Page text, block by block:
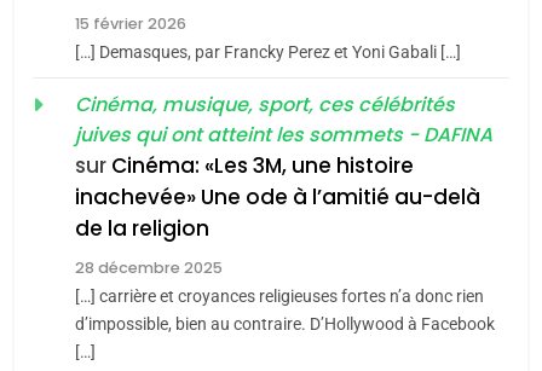
«Tu dis génocide, je dis
guerre»: La nouvelle
chanson de Boy George
ISRAÉL JUDAISME
15 février 2026
[…] Demasques, par Francky Perez et Yoni Gabali […]
Cinéma, musique, sport, ces célébrités
juives qui ont atteint les sommets - DAFINA
sur Cinéma: «Les 3M, une histoire
inachevée» Une ode à l’amitié au-delà
de la religion
28 décembre 2025
[…] carrière et croyances religieuses fortes n’a donc rien
d’impossible, bien au contraire. D’Hollywood à Facebook
[…]
meurtrière selon le rapport
l’antisémitisme
FIÈRE, DIGNE ET RÉSILIENTE :
POURQUOI JE REVENDIQUE
MA JUDAÏTE par Thérèse
Zrihen-Dvir
ISRAÉL
CE QUI NOUS MANQUE –